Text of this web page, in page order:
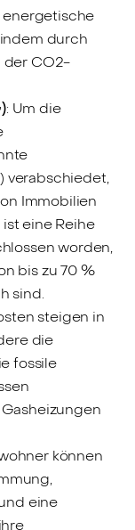
energetische
durch
der CO2-
: Um die
verabschiedet,
Immobilien
eine Reihe
worden,
bis zu 70 %
sind.
steigen in
die
fossile
können
eine